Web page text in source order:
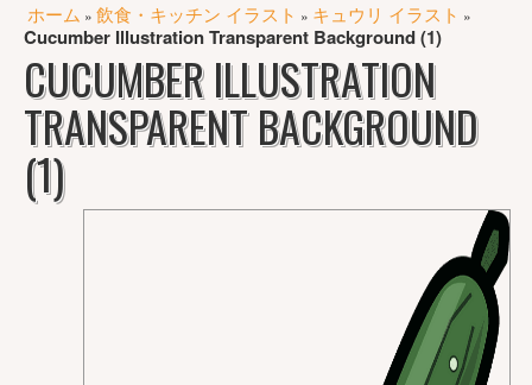
ホーム » 飲食・キッチン イラスト » キュウリ イラスト »
Cucumber Illustration Transparent Background (1)
CUCUMBER ILLUSTRATION
TRANSPARENT BACKGROUND
(1)